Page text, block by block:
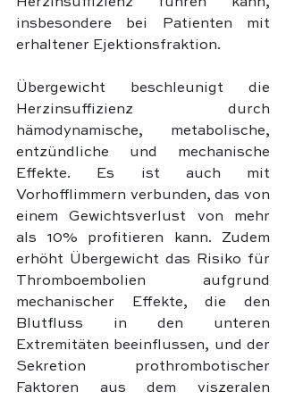
insbesondere bei Patienten mit
erhaltener Ejektionsfraktion.
Übergewicht beschleunigt die
Herzinsuffizienz durch
hämodynamische, metabolische,
entzündliche und mechanische
Effekte. Es ist auch mit
Vorhofflimmern verbunden, das von
einem Gewichtsverlust von mehr
als 10% profitieren kann. Zudem
erhöht Übergewicht das Risiko für
Thromboembolien aufgrund
mechanischer Effekte, die den
Blutfluss in den unteren
Extremitäten beeinflussen, und der
Sekretion prothrombotischer
Faktoren aus dem viszeralen